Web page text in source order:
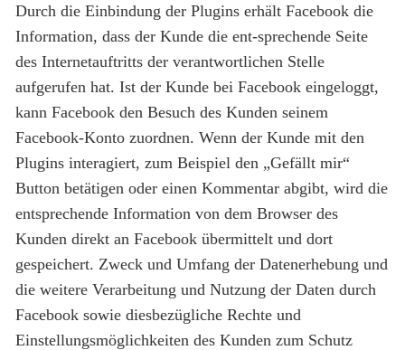
Durch die Einbindung der Plugins erhält Facebook die
Information, dass der Kunde die ent-sprechende Seite
des Internetauftritts der verantwortlichen Stelle
aufgerufen hat. Ist der Kunde bei Facebook eingeloggt,
kann Facebook den Besuch des Kunden seinem
Facebook-Konto zuordnen. Wenn der Kunde mit den
Plugins interagiert, zum Beispiel den „Gefällt mir“
Button betätigen oder einen Kommentar abgibt, wird die
entsprechende Information von dem Browser des
Kunden direkt an Facebook übermittelt und dort
gespeichert. Zweck und Umfang der Datenerhebung und
die weitere Verarbeitung und Nutzung der Daten durch
Facebook sowie diesbezügliche Rechte und
Einstellungsmöglichkeiten des Kunden zum Schutz